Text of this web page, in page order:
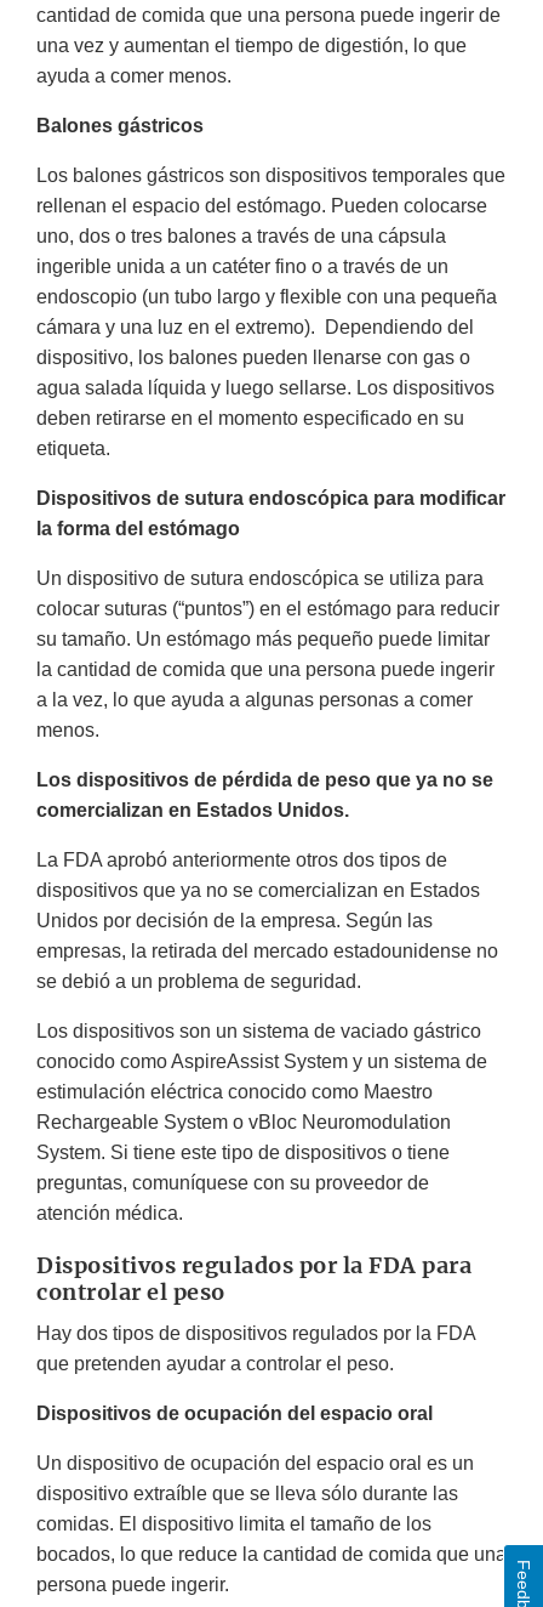
cantidad de comida que una persona puede ingerir de
una vez y aumentan el tiempo de digestión, lo que
ayuda a comer menos.
Balones gástricos
Los balones gástricos son dispositivos temporales que
rellenan el espacio del estómago. Pueden colocarse
uno, dos o tres balones a través de una cápsula
ingerible unida a un catéter fino o a través de un
endoscopio (un tubo largo y flexible con una pequeña
cámara y una luz en el extremo). Dependiendo del
dispositivo, los balones pueden llenarse con gas o
agua salada líquida y luego sellarse. Los dispositivos
deben retirarse en el momento especificado en su
etiqueta.
Dispositivos de sutura endoscópica para modificar
la forma del estómago
Un dispositivo de sutura endoscópica se utiliza para
colocar suturas (“puntos”) en el estómago para reducir
su tamaño. Un estómago más pequeño puede limitar
la cantidad de comida que una persona puede ingerir
a la vez, lo que ayuda a algunas personas a comer
menos.
Los dispositivos de pérdida de peso que ya no se
comercializan en Estados Unidos.
La FDA aprobó anteriormente otros dos tipos de
dispositivos que ya no se comercializan en Estados
Unidos por decisión de la empresa. Según las
empresas, la retirada del mercado estadounidense no
se debió a un problema de seguridad.
Los dispositivos son un sistema de vaciado gástrico
conocido como AspireAssist System y un sistema de
estimulación eléctrica conocido como Maestro
Rechargeable System o vBloc Neuromodulation
System. Si tiene este tipo de dispositivos o tiene
preguntas, comuníquese con su proveedor de
atención médica.
Dispositivos regulados por la FDA para
controlar el peso
Hay dos tipos de dispositivos regulados por la FDA
que pretenden ayudar a controlar el peso.
Dispositivos de ocupación del espacio oral
Un dispositivo de ocupación del espacio oral es un
dispositivo extraíble que se lleva sólo durante las
comidas. El dispositivo limita el tamaño de los
bocados, lo que reduce la cantidad de comida que una
persona puede ingerir.